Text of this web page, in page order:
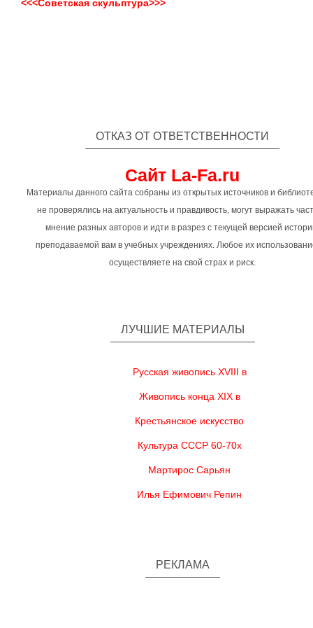
<<<Советская скульптура>>>
ОТКАЗ ОТ ОТВЕТСТВЕННОСТИ
Сайт La-Fa.ru
Материалы данного сайта собраны из открытых источников и
не проверялись на актуальность и правдивость, могут выражать
мнение разных авторов и идти в разрез с текущей версией
преподаваемой вам в учебных учреждениях. Любое их
осуществляете на свой страх и риск.
ЛУЧШИЕ МАТЕРИАЛЫ
Русская живопись XVIII в
Живопись конца XIX в
Крестьянское искусство
Культура СССР 60-70х
Мартирос Сарьян
Илья Ефимович Репин
РЕКЛАМА